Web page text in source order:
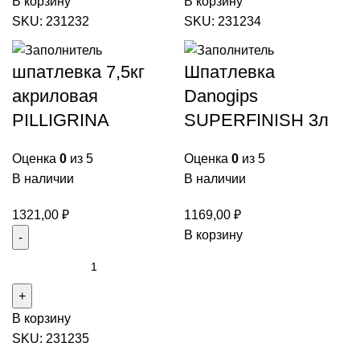
SKU: 231232
SKU: 231234
шпатлевка 7,5кг
акриловая
PILLIGRINA
Оценка 0 из 5
В наличии
1321,00 ₽
В корзину
SKU: 231235
Шпатлевка
Danogips
SUPERFINISH 3л
Оценка 0 из 5
В наличии
1169,00 ₽
В корзину